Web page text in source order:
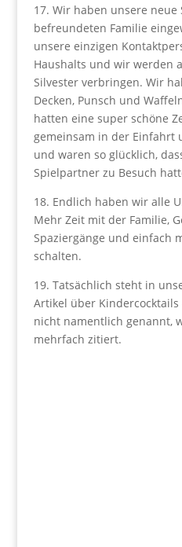
17. Wir haben unsere
befreundeten Familie
unsere einzigen
Haushalts und wir werden
Silvester verbringen. Wir
Decken, Punsch und
hatten eine super schöne
gemeinsam in der Einfahrt
und waren so glücklich,
Spielpartner zu Besuch
18. Endlich haben wir alle
Mehr Zeit mit der Familie,
Spaziergänge und einfach
schalten.
19. Tatsächlich steht in
Artikel über
nicht namentlich genannt,
mehrfach zitiert.